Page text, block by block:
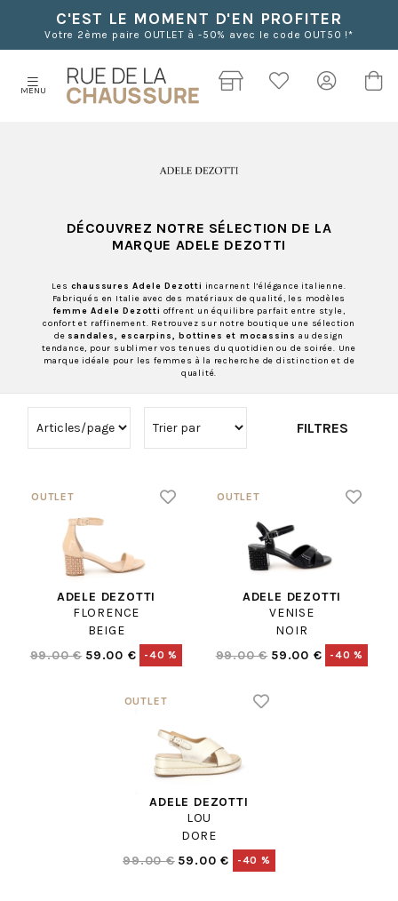
C'EST LE MOMENT D'EN PROFITER
Votre 2ème paire OUTLET à -50% avec le code OUT50 !*
MENU
DÉCOUVREZ NOTRE SÉLECTION DE LA
MARQUE ADELE DEZOTTI
Les chaussures Adele Dezotti incarnent l’élégance italienne.
Fabriqués en Italie avec des matériaux de qualité, les modèles
femme Adele Dezotti offrent un équilibre parfait entre style,
confort et raffinement. Retrouvez sur notre boutique une sélection
de sandales, escarpins, bottines et mocassins au design
tendance, pour sublimer vos tenues du quotidien ou de soirée. Une
marque idéale pour les femmes à la recherche de distinction et de
qualité.
FILTRES
ADELE DEZOTTI
FLORENCE
BEIGE
99.00 € 59.00 € -40 %
ADELE DEZOTTI
VENISE
NOIR
99.00 € 59.00 € -40 %
ADELE DEZOTTI
LOU
DORE
99.00 € 59.00 € -40 %